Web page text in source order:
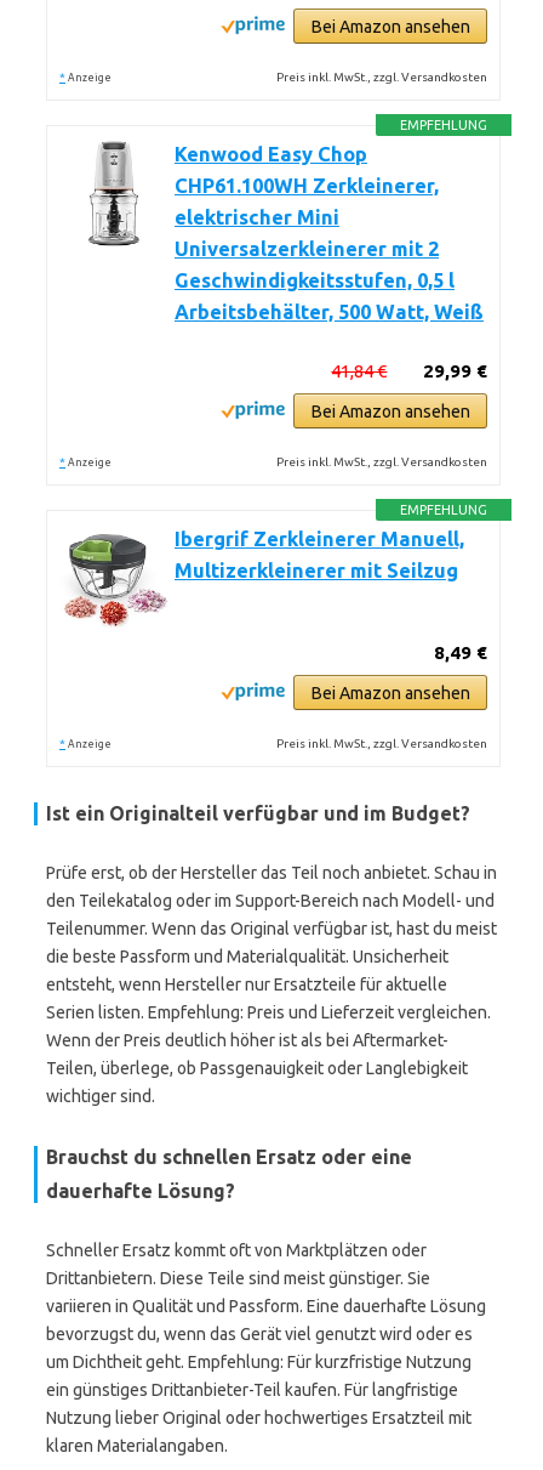
Bei Amazon ansehen
* Anzeige Preis inkl. MwSt., zzgl. Versandkosten
EMPFEHLUNG
Kenwood Easy Chop
CHP61.100WH Zerkleinerer,
elektrischer Mini
Universalzerkleinerer mit 2
Geschwindigkeitsstufen, 0,5 l
Arbeitsbehälter, 500 Watt, Weiß
29,99 €
41,84 €
Bei Amazon ansehen
* Anzeige Preis inkl. MwSt., zzgl. Versandkosten
EMPFEHLUNG
Ibergrif Zerkleinerer Manuell,
Multizerkleinerer mit Seilzug
8,49 €
Bei Amazon ansehen
* Anzeige Preis inkl. MwSt., zzgl. Versandkosten
Ist ein Originalteil verfügbar und im Budget?
Prüfe erst, ob der Hersteller das Teil noch anbietet. Schau in
den Teilekatalog oder im Support-Bereich nach Modell- und
Teilenummer. Wenn das Original verfügbar ist, hast du meist
die beste Passform und Materialqualität. Unsicherheit
entsteht, wenn Hersteller nur Ersatzteile für aktuelle
Serien listen. Empfehlung: Preis und Lieferzeit vergleichen.
Wenn der Preis deutlich höher ist als bei Aftermarket-
Teilen, überlege, ob Passgenauigkeit oder Langlebigkeit
wichtiger sind.
Brauchst du schnellen Ersatz oder eine
dauerhafte Lösung?
Schneller Ersatz kommt oft von Marktplätzen oder
Drittanbietern. Diese Teile sind meist günstiger. Sie
variieren in Qualität und Passform. Eine dauerhafte Lösung
bevorzugst du, wenn das Gerät viel genutzt wird oder es
um Dichtheit geht. Empfehlung: Für kurzfristige Nutzung
ein günstiges Drittanbieter-Teil kaufen. Für langfristige
Nutzung lieber Original oder hochwertiges Ersatzteil mit
klaren Materialangaben.